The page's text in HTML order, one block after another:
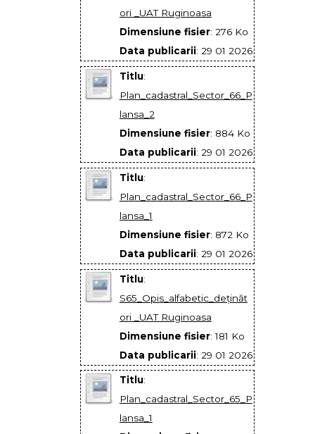
ori _UAT Ruginoasa
Dimensiune fisier: 276 Ko
Data publicarii: 29 01 2026
Titlu:
Plan_cadastral_Sector_66_P
lansa_2
Dimensiune fisier: 884 Ko
Data publicarii: 29 01 2026
Titlu:
Plan_cadastral_Sector_66_P
lansa_1
Dimensiune fisier: 872 Ko
Data publicarii: 29 01 2026
Titlu:
S65_Opis_alfabetic_deţinăt
ori _UAT Ruginoasa
Dimensiune fisier: 181 Ko
Data publicarii: 29 01 2026
Titlu:
Plan_cadastral_Sector_65_P
lansa_1